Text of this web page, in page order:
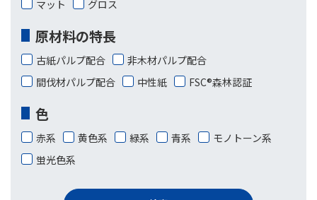
マット グロス
原材料の特長
古紙パルプ配合
非木材パルプ配合
間伐材パルプ配合
中性紙 FSC®森林認証
色
赤系 黄色系 緑系 青系
モノトーン系
蛍光色系